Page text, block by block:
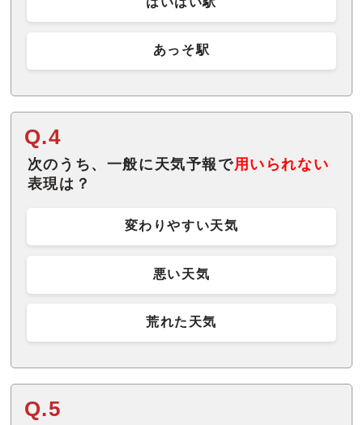
あっそ駅
Q.4
次のうち、一般に天気予報で用いられない
表現は？
変わりやすい天気
悪い天気
荒れた天気
Q.5